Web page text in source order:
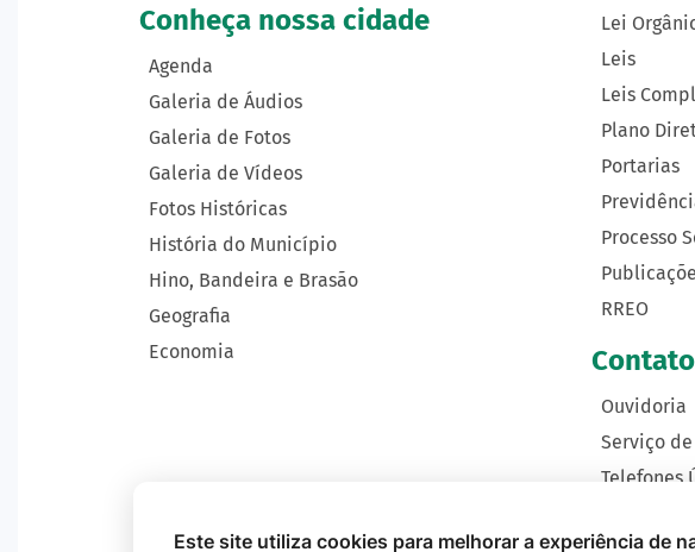
Conheça nossa cidade
Agenda
Galeria de Áudios
Galeria de Fotos
Galeria de Vídeos
Fotos Históricas
História do Município
Hino, Bandeira e Brasão
Geografia
Economia
Lei
Leis
Leis
Plano
Portarias
Processo
RREO
Contato
Ouvidoria
Serviço
Telefones
Este site utiliza cookies para melhorar a experiência de